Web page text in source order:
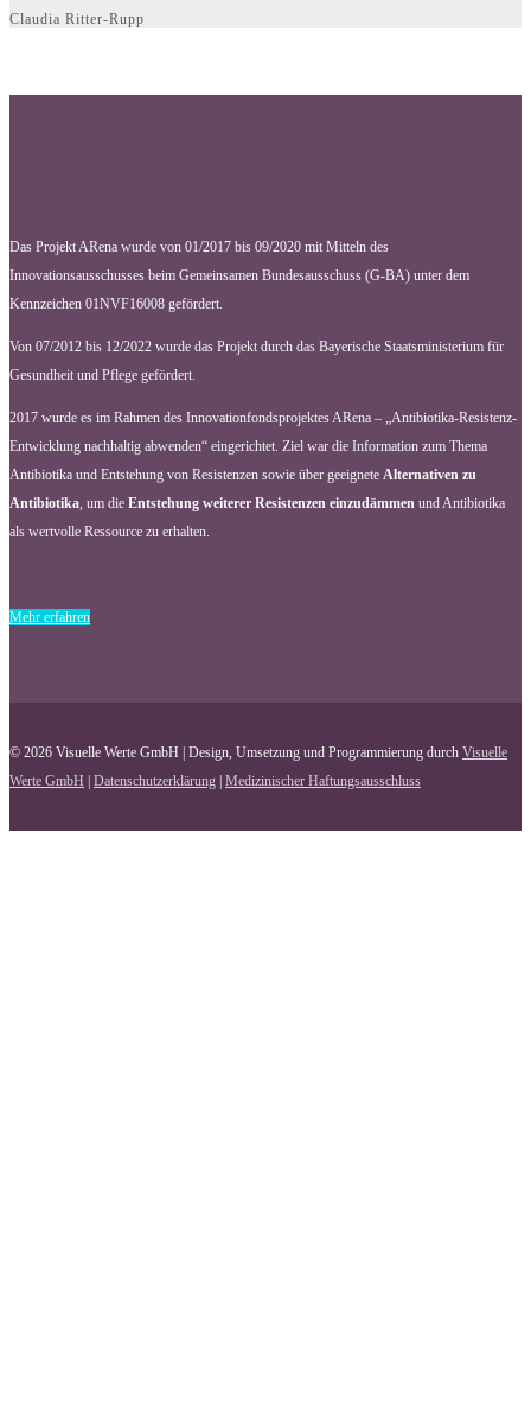
Claudia Ritter-Rupp
Das Projekt ARena wurde von 01/2017 bis 09/2020 mit Mitteln des
Innovationsausschusses beim Gemeinsamen Bundesausschuss (G-BA) unter dem
Kennzeichen 01NVF16008 gefördert.
Von 07/2012 bis 12/2022 wurde das Projekt durch das Bayerische Staatsministerium für
Gesundheit und Pflege gefördert.
2017 wurde es im Rahmen des Innovationfondsprojektes ARena – „Antibiotika-Resistenz-
Entwicklung nachhaltig abwenden“ eingerichtet. Ziel war die Information zum Thema
Antibiotika und Entstehung von Resistenzen sowie über geeignete Alternativen zu
Antibiotika , um die Entstehung weiterer Resistenzen einzudämmen und Antibiotika
als wertvolle Ressource zu erhalten.
Mehr erfahren
© 2026 Visuelle Werte GmbH | Design, Umsetzung und Programmierung durch Visuelle
Werte GmbH | Datenschutzerklärung | Medizinischer Haftungsausschluss